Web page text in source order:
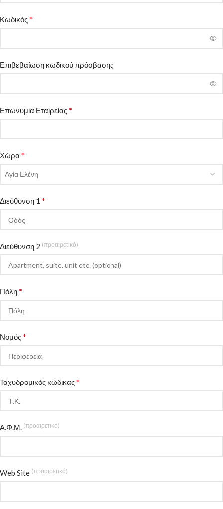
Κωδικός*
Επιβεβαίωση κωδικού πρόσβασης
Επωνυμία Εταιρείας*
Χώρα *
Αγία Ελένη
Διεύθυνση 1 *
Διεύθυνση 2 (προαιρετικό)
Πόλη*
Νομός*
Ταχυδρομικός κώδικας*
Α.Φ.Μ. (προαιρετικό)
Web Site (προαιρετικό)